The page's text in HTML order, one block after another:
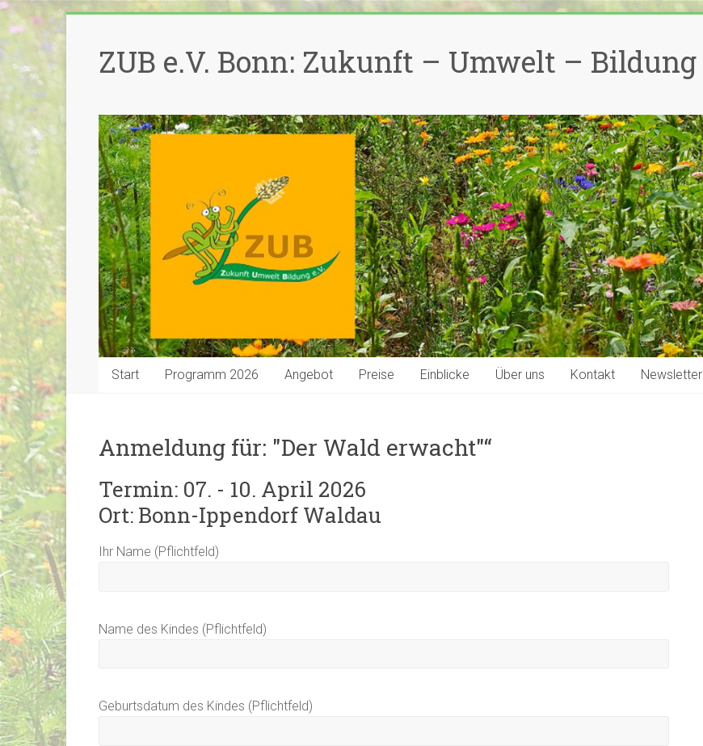
Inhalt
springenZUB e.V. Bonn: Zukunft – Umwelt – Bildung
Start Programm 2026 Angebot Preise Einblicke Über uns Kontakt Newsletter
Anmeldung für: "Der Wald erwacht"“
Termin: 07. - 10. April 2026
Ort: Bonn-Ippendorf Waldau
Ihr Name (Pflichtfeld)
Name des Kindes (Pflichtfeld)
Geburtsdatum des Kindes (Pflichtfeld)